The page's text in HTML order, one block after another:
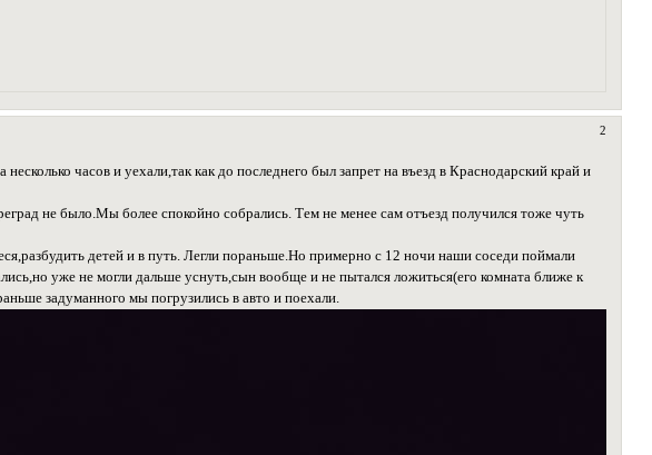
2
часов и уехали,так как до последнего был запрет на въезд в Краснодарский край и
не было.Мы более спокойно собрались. Тем не менее сам отъезд получился тоже чуть
детей и в путь. Легли пораньше.Но примерно с 12 ночи наши соседи поймали
уже не могли дальше уснуть,сын вообще и не пытался ложиться(его комната ближе к
задуманного мы погрузились в авто и поехали.